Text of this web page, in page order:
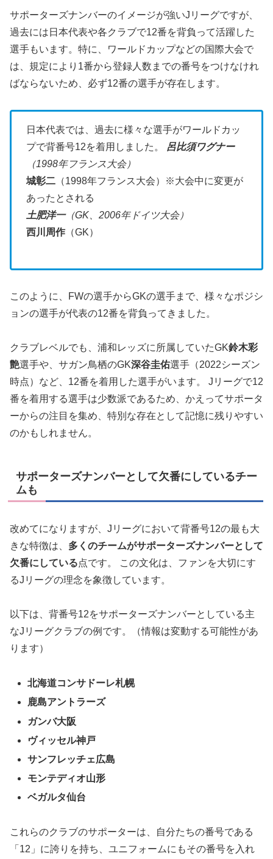
サポーターズナンバーのイメージが強いJリーグですが、
過去には日本代表や各クラブで12番を背負って活躍した
選手もいます。特に、ワールドカップなどの国際大会で
は、規定により1番から登録人数までの番号をつけなけれ
ばならないため、必ず12番の選手が存在します。
日本代表では、過去に様々な選手がワールドカッ
プで背番号12を着用しました。
呂比須ワグナー
（1998年フランス大会）
城彰二 （1998年フランス大会）※大会中に変更が
あったとされる
土肥洋一（GK、2006年ドイツ大会）
西川周作 （GK）
このように、FWの選手からGKの選手まで、様々なポジシ
ョンの選手が代表の12番を背負ってきました。
クラブレベルでも、浦和レッズに所属していたGK鈴木彩
艶選手や、サガン鳥栖のGK深谷圭佑選手（2022シーズン
時点）など、12番を着用した選手がいます。 Jリーグで12
番を着用する選手は少数派であるため、かえってサポータ
ーからの注目を集め、特別な存在として記憶に残りやすい
のかもしれません。
サポーターズナンバーとして欠番にしているチー
ムも
改めてになりますが、Jリーグにおいて背番号12の最も大
きな特徴は、 多くのチームがサポーターズナンバーとして
欠番にしている点です。 この文化は、ファンを大切にす
るJリーグの理念を象徴しています。
以下は、背番号12をサポーターズナンバーとしている主
なJリーグクラブの例です。（情報は変動する可能性があ
ります）
北海道コンサドーレ札幌
鹿島アントラーズ
ガンバ大阪
ヴィッセル神戸
サンフレッチェ広島
モンテディオ山形
ベガルタ仙台
これらのクラブのサポーターは、自分たちの番号である
「12」に誇りを持ち、ユニフォームにもその番号を入れ